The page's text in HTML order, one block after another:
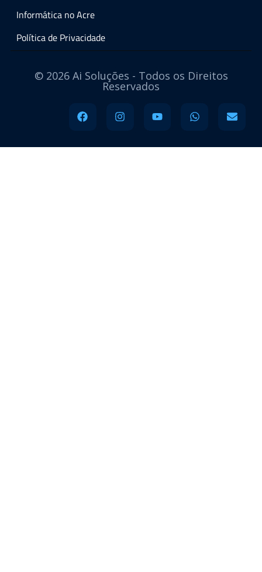
Informática no Acre
Política de Privacidade
© 2026 Ai Soluções - Todos os Direitos
Reservados